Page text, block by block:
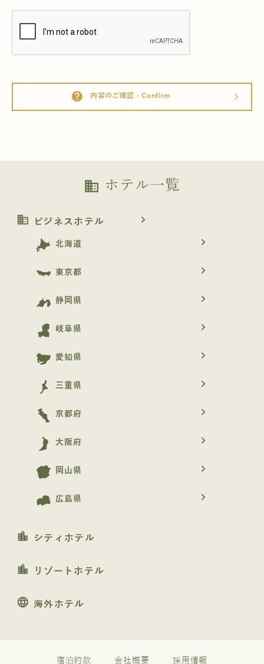
help 内容のご確認 - Confirm arrow_forward_ios
business ホテル一覧
business ビジネスホテル navigate_next
北海道 navigate_next
東京都 navigate_next
静岡県 navigate_next
岐阜県 navigate_next
愛知県 navigate_next
三重県 navigate_next
京都府 navigate_next
大阪府 navigate_next
岡山県 navigate_next
広島県 navigate_next
location_city シティホテル
location_city リゾートホテル
language 海外ホテル
宿泊約款 会社概要 採用情報